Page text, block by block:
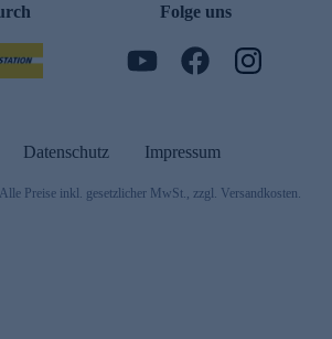
Folge uns
Datenschutz Impressum
Preise inkl. gesetzlicher MwSt., zzgl. Versandkosten.